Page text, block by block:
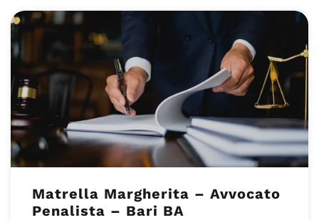
Matrella Margherita – Avvocato
Penalista – Bari BA